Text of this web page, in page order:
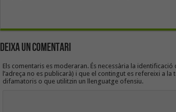
Deixa un Comentari
Els comentaris es moderaran. És necessària la
l’adreça no es publicarà) i que el contingut es refereixi a
difamatoris o que utilitzin un llenguatge ofensiu.